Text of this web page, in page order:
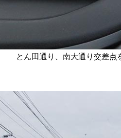
とん田通り、南大通り交差点